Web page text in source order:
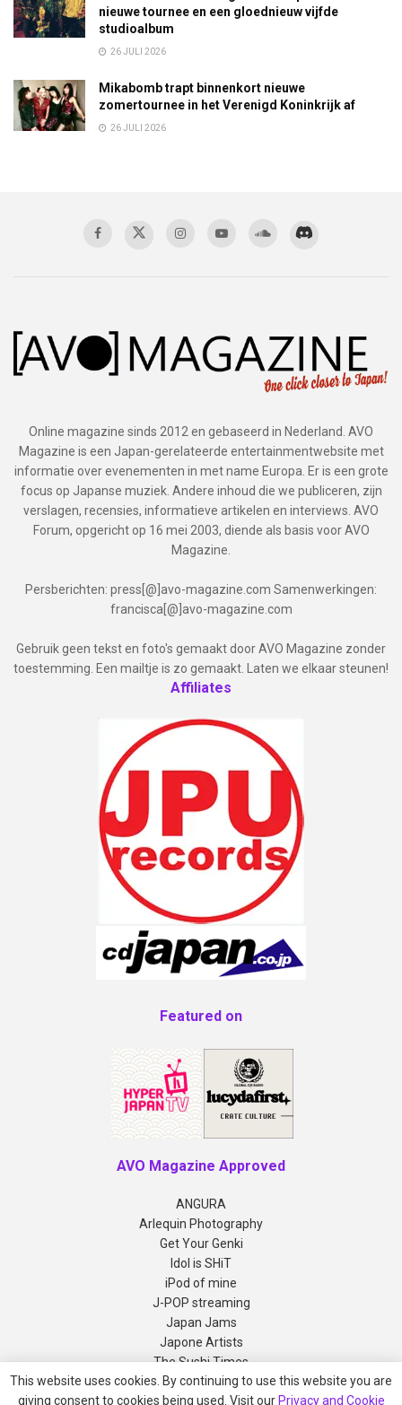
nieuwe tournee en een gloednieuw vijfde
studioalbum
26 JULI 2026
Mikabomb trapt binnenkort nieuwe
zomertournee in het Verenigd Koninkrijk af
26 JULI 2026
Online magazine sinds 2012 en gebaseerd in Nederland. AVO
Magazine is een Japan-gerelateerde entertainmentwebsite met
informatie over evenementen in met name Europa. Er is een grote
focus op Japanse muziek. Andere inhoud die we publiceren, zijn
verslagen, recensies, informatieve artikelen en interviews. AVO
Forum, opgericht op 16 mei 2003, diende als basis voor AVO
Magazine.
Persberichten: press[@]avo-magazine.com Samenwerkingen:
francisca[@]avo-magazine.com
Gebruik geen tekst en foto's gemaakt door AVO Magazine zonder
toestemming. Een mailtje is zo gemaakt. Laten we elkaar steunen!
Affiliates
Featured on
AVO Magazine Approved
ANGURA
Arlequin Photography
Get Your Genki
Idol is SHiT
iPod of mine
J-POP streaming
Japan Jams
Japone Artists
The Sushi Times
This website uses cookies. By continuing to use this website you are
giving consent to cookies being used. Visit our Privacy and Cookie